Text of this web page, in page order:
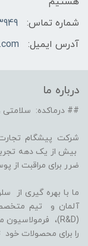
شماره تماس:
آدرس ایمیل:
درباره ما
## درماکده: سلامتی
شرکت پیشگام
بیش از یک دهه
ضرر برای مراقبت از
آلمان و تیم
را برای محصولات خود